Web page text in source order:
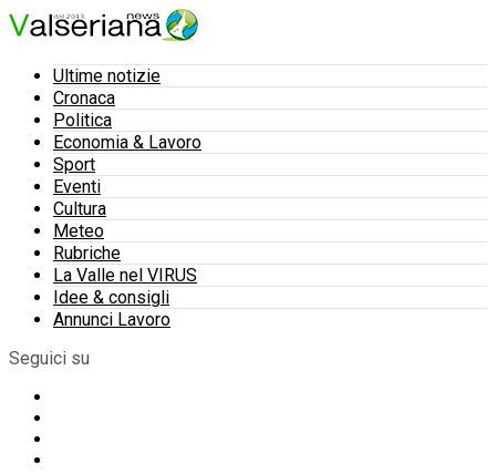
Ultime notizie
Cronaca
Politica
Economia & Lavoro
Sport
Eventi
Cultura
Meteo
Rubriche
La Valle nel VIRUS
Idee & consigli
Annunci Lavoro
Seguici su